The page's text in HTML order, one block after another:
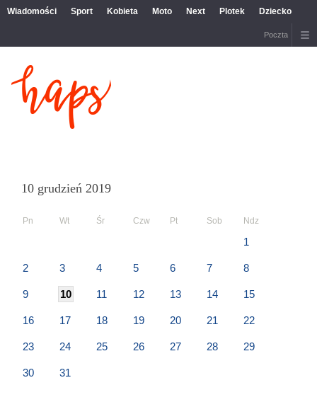
Wiadomości Sport Kobieta Moto Next Plotek Dziecko
Poczta
10 grudzień 2019
Pn Wt Śr Czw Pt Sob Ndz
1
2 3 4 5 6 7 8
9 10 11 12 13 14 15
16 17 18 19 20 21 22
23 24 25 26 27 28 29
30 31